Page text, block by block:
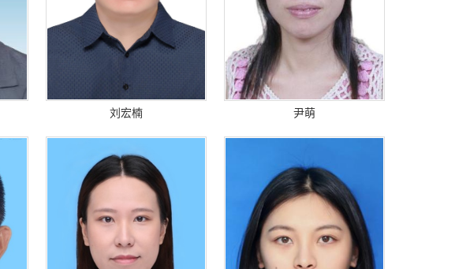
刘宏楠 尹萌